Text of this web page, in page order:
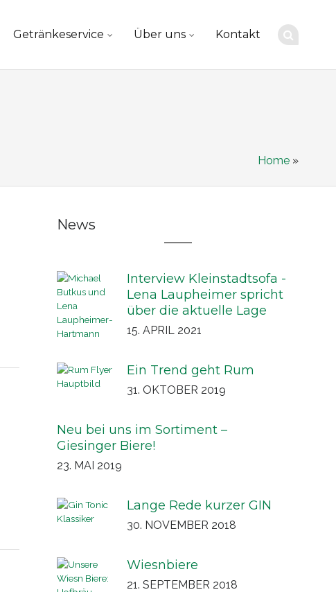
Getränkeservice Über uns Kontakt
Home »
News
Interview Kleinstadtsofa -
Lena Laupheimer spricht
über die aktuelle Lage
15. APRIL 2021
Ein Trend geht Rum
31. OKTOBER 2019
Neu bei uns im Sortiment –
Giesinger Biere!
23. MAI 2019
Lange Rede kurzer GIN
30. NOVEMBER 2018
Wiesnbiere
21. SEPTEMBER 2018